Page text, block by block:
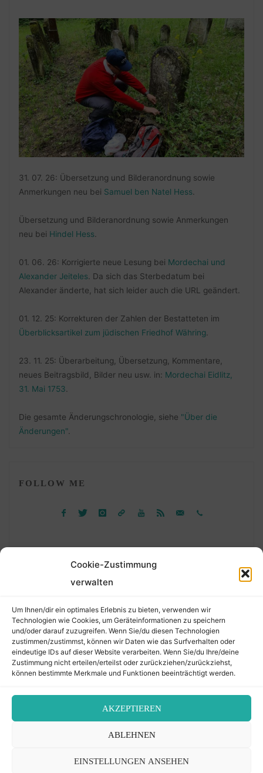
Cookie-Zustimmung
verwalten
Um Ihnen/dir ein optimales Erlebnis zu bieten, verwenden wir
Technologien wie Cookies, um Geräteinformationen zu speichern
und/oder darauf zuzugreifen. Wenn Sie/du diesen Technologien
zustimmen/zustimmst, können wir Daten wie das Surfverhalten oder
eindeutige IDs auf dieser Website verarbeiten. Wenn Sie/du Ihre/deine
Zustimmung nicht erteilen/erteilst oder zurückziehen/zurückziehst,
können bestimmte Merkmale und Funktionen beeinträchtigt werden.
AKZEPTIEREN
ABLEHNEN
EINSTELLUNGEN ANSEHEN
31. 07. 26: Übersetzung und Bilderanordnung sowie
Anmerkungen neu bei Samuel ben Natel Hess.
Übersetzung und Bilderanordnung sowie Anmerkungen
neu bei Hindel Hess.
01. 06. 26: Korrigierte neue Lesung bei Mordechai und
Alexander Jeiteles. Da sich das Sterbedatum bei
Alexander änderte, hat sich leider auch die URL geändert.
01. 12. 25: Korrekturen der Zahlen der Bestatteten im
Überblicksartikel zum jüdischen Friedhof Währing.
23. 11. 25: Überarbeitung, Übersetzung, Kommentare,
neues Beitragsbild, Bilder neu usw. in: Mordechai Eidlitz,
31. Mai 1753.
Die gesamte Änderungschronologie, siehe "Über die
Änderungen".
FOLLOW ME
nach:
©2026 Der Transkribierer
Kontakt / Impressum
Cookie-Richtlinie (EU)
Back
to